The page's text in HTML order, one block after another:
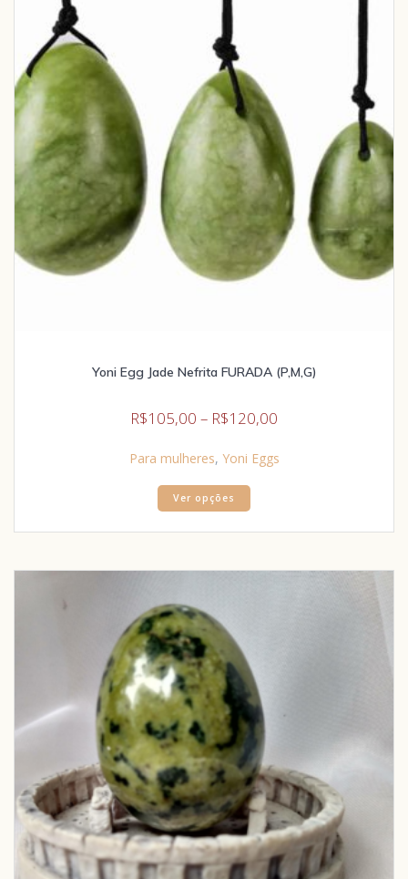
Yoni Egg Jade Nefrita FURADA (P,M,G)
R$105,00 – R$120,00
Para mulheres, Yoni Eggs
Ver opções